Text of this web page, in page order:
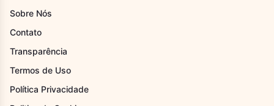
Sobre Nós
Contato
Transparência
Termos de Uso
Política Privacidade